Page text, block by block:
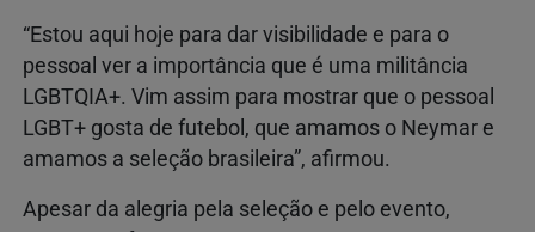
“Estou aqui hoje para dar visibilidade e para o
pessoal ver a importância que é uma militância
LGBTQIA+. Vim assim para mostrar que o pessoal
LGBT+ gosta de futebol, que amamos o Neymar e
amamos a seleção brasileira”, afirmou.
Apesar da alegria pela seleção e pelo evento,